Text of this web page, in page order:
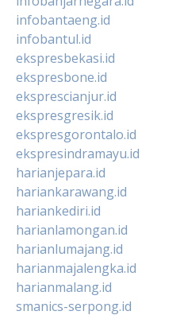
infobantaeng.id
infobantul.id
ekspresbekasi.id
ekspresbone.id
eksprescianjur.id
ekspresgresik.id
ekspresgorontalo.id
ekspresindramayu.id
harianjepara.id
hariankarawang.id
hariankediri.id
harianlamongan.id
harianlumajang.id
harianmajalengka.id
harianmalang.id
smanics-serpong.id